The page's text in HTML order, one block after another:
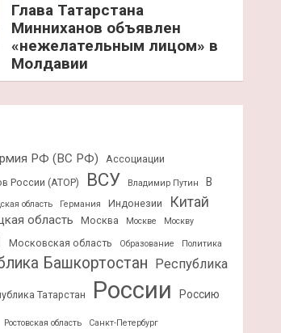
Глава Татарстана
Минниханов объявлен
«нежелательным лицом» в
Молдавии
РФ (ВС РФ)
Ассоциации
России (АТОР)
ВСУ Владимир Путин
В
область Германия Индонезии Китай
область Москва Москве Москву
Московская область Образование Политика
Башкортостан Республика
Татарстан России Россию
Ростовская область Санкт-Петербург